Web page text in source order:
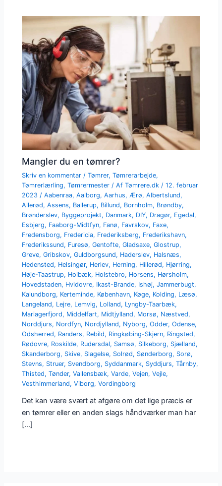
Mangler du en tømrer?
Skriv en kommentar /Tømrer,Tømrerarbejde,
Tømrerlærling,Tømrermester / AfTømrere.dk /12. februar
2023 /Aabenraa,Aalborg,Aarhus, Ærø,Albertslund,
Allerød,Assens, Ballerup, Billund, Bornholm, Brøndby,
Brønderslev, Byggeprojekt, Danmark, DIY, Dragør, Egedal,
Esbjerg, Faaborg-Midtfyn, Fanø, Favrskov, Faxe,
Fredensborg, Fredericia, Frederiksberg, Frederikshavn,
Frederikssund, Furesø,Gentofte,Gladsaxe,Glostrup,
Greve,Gribskov,Guldborgsund, Haderslev, Halsnæs,
Hedensted, Helsingør, Herlev, Herning, Hillerød, Hjørring,
Høje-Taastrup, Holbæk, Holstebro, Horsens, Hørsholm,
Hovedstaden, Hvidovre, Ikast-Brande, Ishøj,Jammerbugt,
Kalundborg, Kerteminde, København, Køge, Kolding, Læsø,
Langeland, Lejre, Lemvig, Lolland, Lyngby-Taarbæk,
Mariagerfjord, Middelfart, Midtjylland, Morsø, Næstved,
Norddjurs, Nordfyn, Nordjylland, Nyborg,Odder,Odense,
Odsherred, Randers, Rebild, Ringkøbing-Skjern, Ringsted,
Rødovre, Roskilde, Rudersdal, Samsø, Silkeborg, Sjælland,
Skanderborg, Skive, Slagelse, Solrød, Sønderborg, Sorø,
Stevns, Struer, Svendborg, Syddanmark, Syddjurs,Tårnby,
Thisted,Tønder,Vallensbæk,Varde,Vejen,Vejle,
Vesthimmerland,Viborg,Vordingborg
Det kan være svært at afgøre om det lige præcis er
en tømrer eller en anden slags håndværker man har
[…]